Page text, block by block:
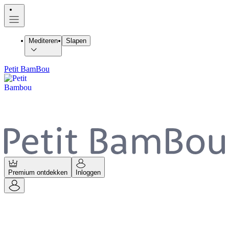
Mediteren Slapen
Petit BamBou
Premium ontdekken Inloggen